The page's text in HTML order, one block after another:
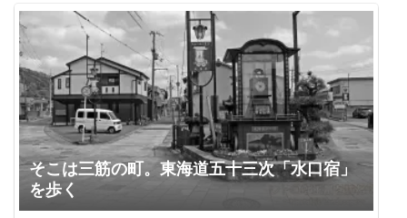
そこは三筋の町。東海道五十三次「水口宿」
を歩く